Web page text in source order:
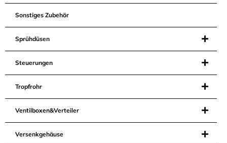
Sonstiges Zubehör
Sprühdüsen
Steuerungen
Tropfrohr
Ventilboxen&Verteiler
Versenkgehäuse